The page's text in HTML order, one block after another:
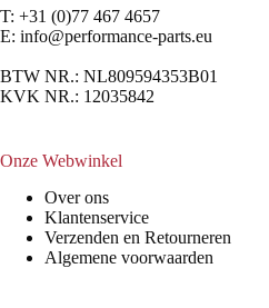
T: +31 (0)77 467 4657
E: info@performance-parts.eu
BTW NR.: NL809594353B01
KVK NR.: 12035842
Onze Webwinkel
Over ons
Klantenservice
Verzenden en Retourneren
Algemene voorwaarden